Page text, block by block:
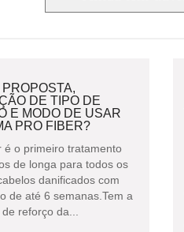
PROPOSTA,
DE TIPO DE
E MODO DE USAR
PRO FIBER?
é o primeiro tratamento
de longa para todos os
danificados com
de até 6 semanas.Tem a
reforço da...